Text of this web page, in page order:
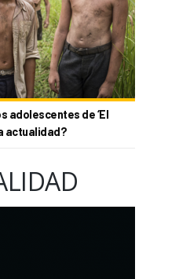
adolescentes de ‘El
actualidad?